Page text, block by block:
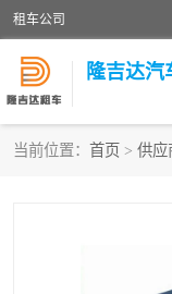
租车公司
隆吉达汽
当前位置： 首页 > 供应